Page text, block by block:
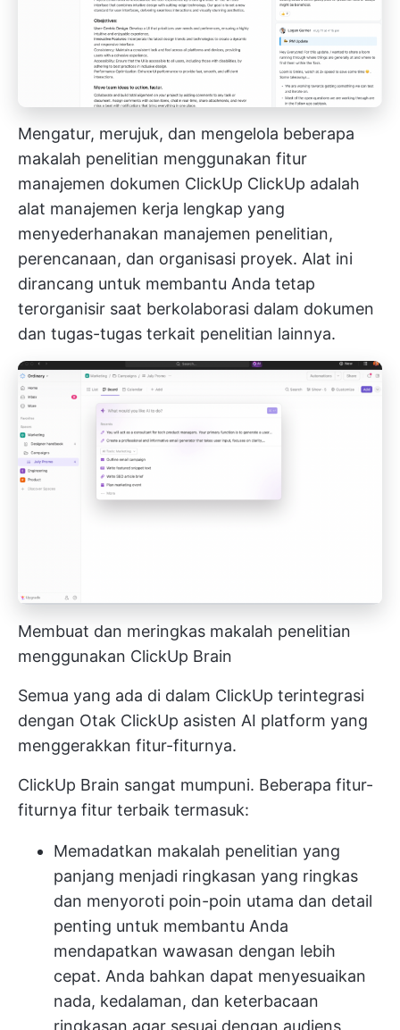
Mengatur, merujuk, dan mengelola beberapa
makalah penelitian menggunakan fitur
manajemen dokumen ClickUp ClickUp adalah
alat manajemen kerja lengkap yang
menyederhanakan manajemen penelitian,
perencanaan, dan organisasi proyek. Alat ini
dirancang untuk membantu Anda tetap
terorganisir saat berkolaborasi dalam dokumen
dan tugas-tugas terkait penelitian lainnya.
Membuat dan meringkas makalah penelitian
menggunakan ClickUp Brain
Semua yang ada di dalam ClickUp terintegrasi
dengan Otak ClickUp asisten AI platform yang
menggerakkan fitur-fiturnya.
ClickUp Brain sangat mumpuni. Beberapa fitur-
fiturnya fitur terbaik termasuk:
Memadatkan makalah penelitian yang
panjang menjadi ringkasan yang ringkas
dan menyoroti poin-poin utama dan detail
penting untuk membantu Anda
mendapatkan wawasan dengan lebih
cepat. Anda bahkan dapat menyesuaikan
nada, kedalaman, dan keterbacaan
ringkasan agar sesuai dengan audiens